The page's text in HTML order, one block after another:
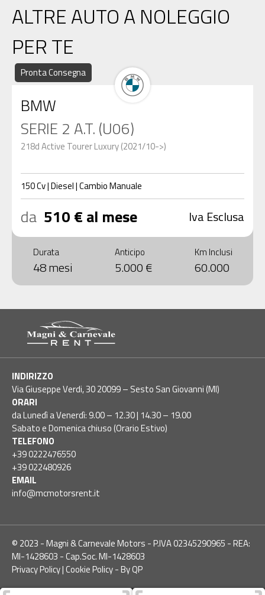
ALTRE AUTO A NOLEGGIO
PER TE
Pronta Consegna
BMW
SERIE 2 A.T. (U06)
218d Active Tourer Luxury (2021/10->)
150Cv|Diesel|CambioManuale
da 510 € al mese Iva Esclusa
Durata
48 mesi
Anticipo
5.000 €
Km Inclusi
60.000
INDIRIZZO
Via Giuseppe Verdi, 30 20099 – Sesto San Giovanni (MI)
ORARI
da Lunedì a Venerdì: 9.00 – 12.30 | 14.30 – 19.00
Sabato e Domenica chiuso (Orario Estivo)
TELEFONO
+39 0222476550
+39 022480926
EMAIL
info@mcmotorsrent.it
© 2023 - Magni & Carnevale Motors - P.IVA 02345290965 - REA:
MI-1428603 - Cap.Soc. MI-1428603
Privacy Policy|Cookie Policy-By QP